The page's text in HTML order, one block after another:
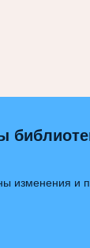
изменения и